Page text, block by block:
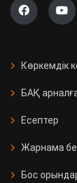
Көркемдік
БАҚ
Есептер
Жарнама
Бос